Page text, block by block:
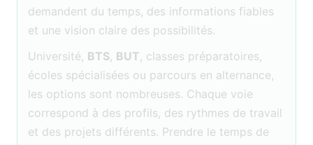
demandent du temps, des informations fiables
et une vision claire des possibilités.
Université, BTS, BUT, classes préparatoires,
écoles spécialisées ou parcours en alternance,
les options sont nombreuses. Chaque voie
correspond à des profils, des rythmes de travail
et des projets différents. Prendre le temps de